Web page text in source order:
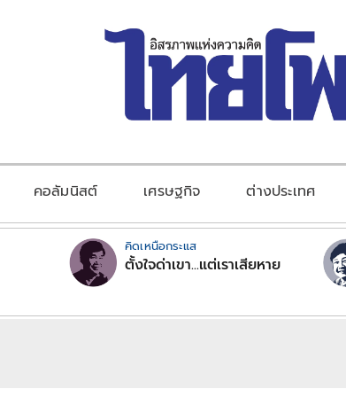
คอลัมนิสต์ เศรษฐกิจ ต่างประเทศ
คิดเหนือกระแส
ตั้งใจด่าเขา...แต่เราเสียหาย